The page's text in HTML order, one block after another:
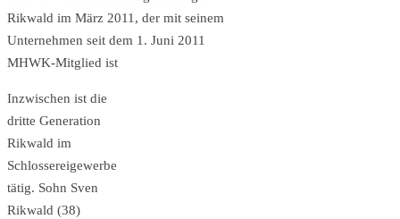
Rikwald im März 2011, der mit seinem
Unternehmen seit dem 1. Juni 2011
MHWK-Mitglied ist
Inzwischen ist die
dritte Generation
Rikwald im
Schlossereigewerbe
tätig. Sohn Sven
Rikwald (38)